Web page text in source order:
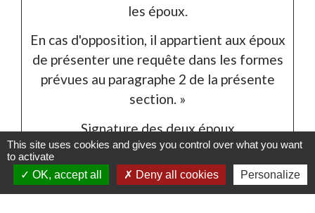
les époux.
En cas d'opposition, il appartient aux époux
de présenter une requête dans les formes
prévues au paragraphe 2 de la présente
section. »
Signature des deux époux
This site uses cookies and gives you control over what you want
to activate
OK, accept all
Deny all cookies Personalize